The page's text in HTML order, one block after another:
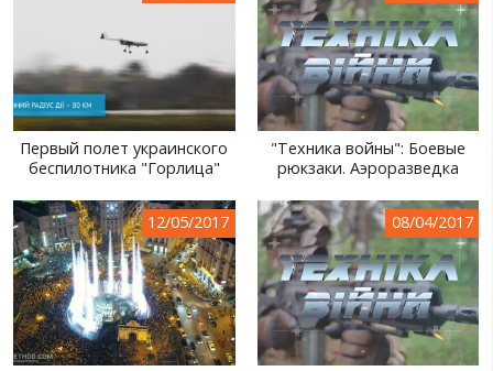
РОССИЙСКО-УКРАИНСКАЯ ВОЙНА
WINTER ON FIRE: UKRAINE'S FIGHT FOR FREEDOM
ХРОНОЛОГИЯ ЄВРОМАЙДАНА
УСЛУГИ
Первый полет украинского
беспилотника "Горлица"
"Техника войны": Боевые
рюкзаки. Аэроразведка
12/05/2017 08/04/2017